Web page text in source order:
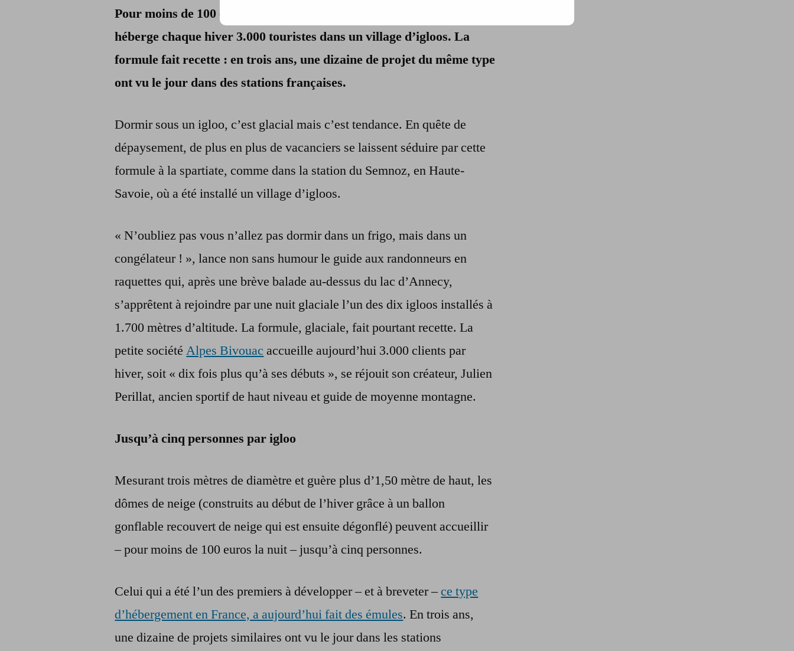
hôtel
est
un
Pour moins de 100 euros la nuit, cette station de Haute-Savoie
héberge chaque hiver 3.000 touristes dans un village d’igloos. La
formule fait recette : en trois ans, une dizaine de projet du même type
ont vu le jour dans des stations françaises.
Dormir sous un igloo, c’est glacial mais c’est tendance. En quête de
dépaysement, de plus en plus de vacanciers se laissent séduire par cette
formule à la spartiate, comme dans la station du Semnoz, en Haute-
Savoie, où a été installé un village d’igloos.
« N’oubliez pas vous n’allez pas dormir dans un frigo, mais dans un
congélateur ! », lance non sans humour le guide aux randonneurs en
raquettes qui, après une brève balade au-dessus du lac d’Annecy,
s’apprêtent à rejoindre par une nuit glaciale l’un des dix igloos installés à
1.700 mètres d’altitude. La formule, glaciale, fait pourtant recette. La
petite sociétéAlpes Bivouac accueille aujourd’hui 3.000 clients par
hiver, soit « dix fois plus qu’à ses débuts », se réjouit son créateur, Julien
Perillat, ancien sportif de haut niveau et guide de moyenne montagne.
Jusqu’à cinq personnes par igloo
Mesurant trois mètres de diamètre et guère plus d’1,50 mètre de haut, les
dômes de neige (construits au début de l’hiver grâce à un ballon
gonflable recouvert de neige qui est ensuite dégonflé) peuvent accueillir
– pour moins de 100 euros la nuit – jusqu’à cinq personnes.
Celui qui a été l’un des premiers à développer – et à breveter –ce type
d’hébergement en France, a aujourd’hui fait des émules. En trois ans,
une dizaine de projets similaires ont vu le jour dans les stations